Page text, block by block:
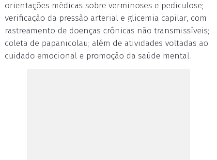
orientações médicas sobre verminoses e pediculose;
verificação da pressão arterial e glicemia capilar, com
rastreamento de doenças crônicas não transmissíveis;
coleta de papanicolau; além de atividades voltadas ao
cuidado emocional e promoção da saúde mental.